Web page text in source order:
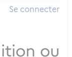
Se connecter
ou